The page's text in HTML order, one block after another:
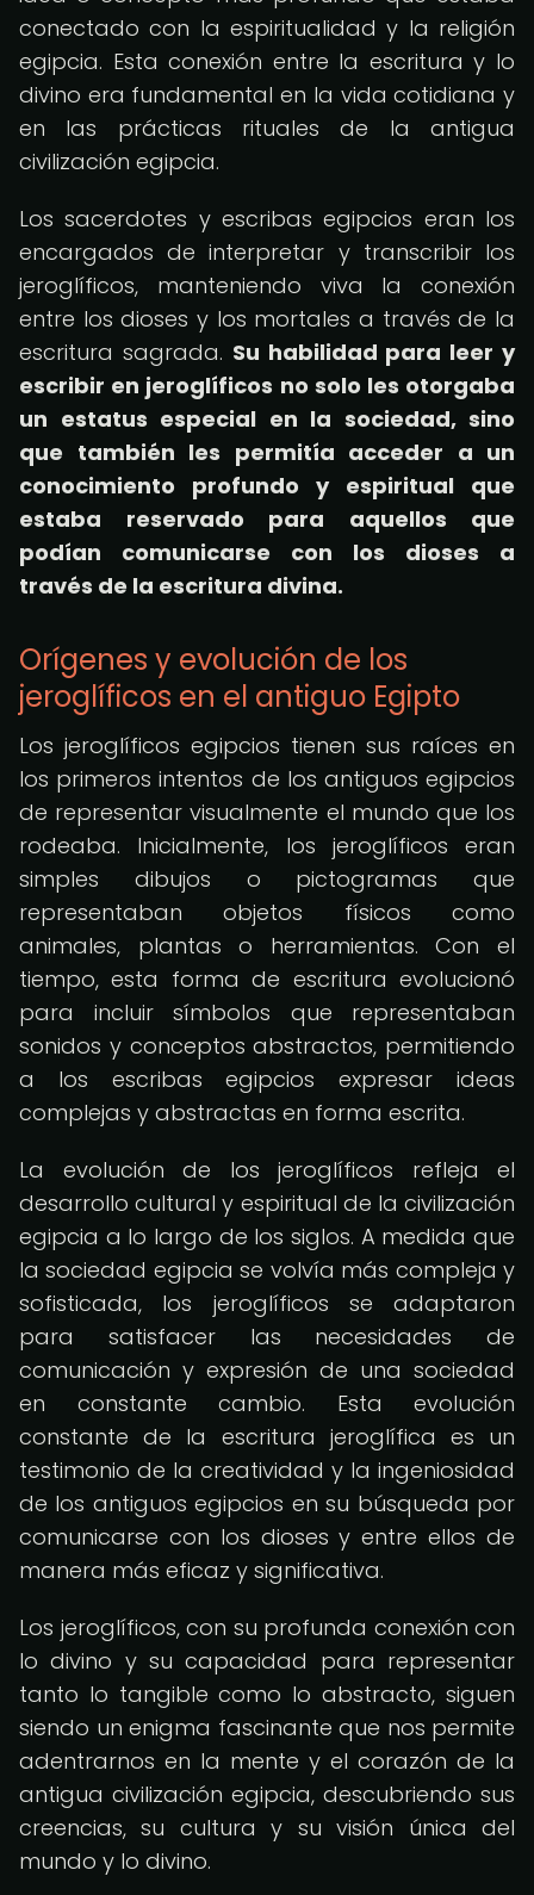
conectado con la espiritualidad y la religión
egipcia. Esta conexión entre la escritura y lo
divino era fundamental en la vida cotidiana y
en las prácticas rituales de la antigua
civilización egipcia.
Los sacerdotes y escribas egipcios eran los
encargados de interpretar y transcribir los
jeroglíficos, manteniendo viva la conexión
entre los dioses y los mortales a través de la
escritura sagrada. Su habilidad para leer y
escribir en jeroglíficos no solo les otorgaba
un estatus especial en la sociedad, sino
que también les permitía acceder a un
conocimiento profundo y espiritual que
estaba reservado para aquellos que
podían comunicarse con los dioses a
través de la escritura divina.
Orígenes y evolución de los
jeroglíficos en el antiguo Egipto
Los jeroglíficos egipcios tienen sus raíces en
los primeros intentos de los antiguos egipcios
de representar visualmente el mundo que los
rodeaba. Inicialmente, los jeroglíficos eran
simples dibujos o pictogramas que
representaban objetos físicos como
animales, plantas o herramientas. Con el
tiempo, esta forma de escritura evolucionó
para incluir símbolos que representaban
sonidos y conceptos abstractos, permitiendo
a los escribas egipcios expresar ideas
complejas y abstractas en forma escrita.
La evolución de los jeroglíficos refleja el
desarrollo cultural y espiritual de la civilización
egipcia a lo largo de los siglos. A medida que
la sociedad egipcia se volvía más compleja y
sofisticada, los jeroglíficos se adaptaron
para satisfacer las necesidades de
comunicación y expresión de una sociedad
en constante cambio. Esta evolución
constante de la escritura jeroglífica es un
testimonio de la creatividad y la ingeniosidad
de los antiguos egipcios en su búsqueda por
comunicarse con los dioses y entre ellos de
manera más eficaz y significativa.
Los jeroglíficos, con su profunda conexión con
lo divino y su capacidad para representar
tanto lo tangible como lo abstracto, siguen
siendo un enigma fascinante que nos permite
adentrarnos en la mente y el corazón de la
antigua civilización egipcia, descubriendo sus
creencias, su cultura y su visión única del
mundo y lo divino.